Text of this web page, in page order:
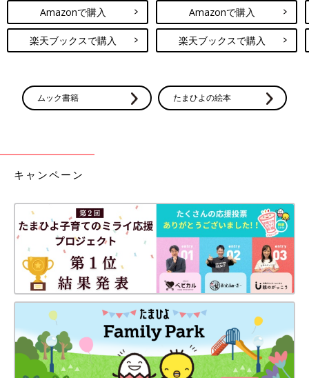
Amazonで購入
楽天ブックスで購入
Amazonで購入
楽天ブックスで購入
ムック書籍 たまひよの絵本
キャンペーン